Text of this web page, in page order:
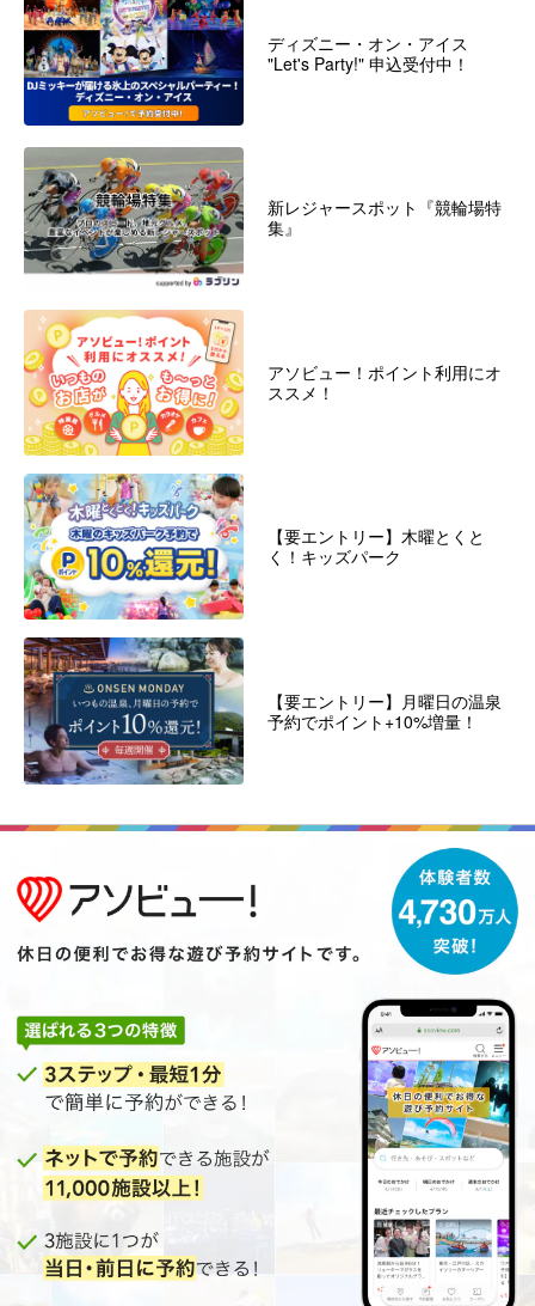
ディズニー・オン・アイス
"Let's Party!" 申込受付中！
新レジャースポット『競輪場特
集』
アソビュー！ポイント利用にオ
ススメ！
【要エントリー】木曜とくと
く！キッズパーク
【要エントリー】月曜日の温泉
予約でポイント+10%増量！